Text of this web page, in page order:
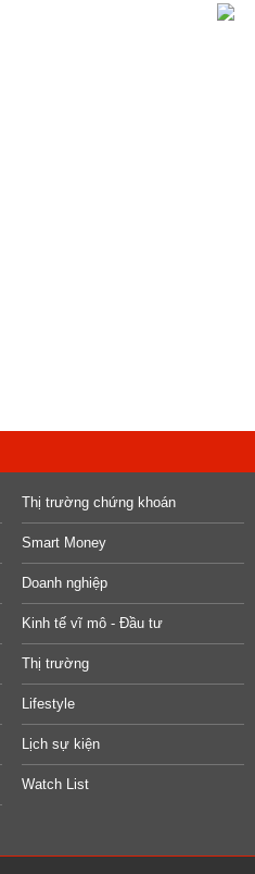
Thị trường chứng khoán
Smart Money
Doanh nghiệp
Kinh tế vĩ mô - Đầu tư
Thị trường
Lifestyle
Lịch sự kiện
Watch List